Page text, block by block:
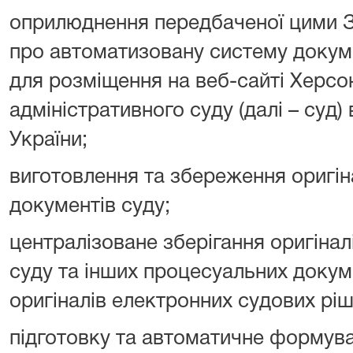
оприлюднення передбаченої
про автоматизовану систему
для розміщення на веб-сайті
адміністративного суду (далі –
України;
виготовлення та збереження
документів суду;
централізоване зберігання
суду та інших процесуальних
оригіналів електронних судових
підготовку та автоматичне